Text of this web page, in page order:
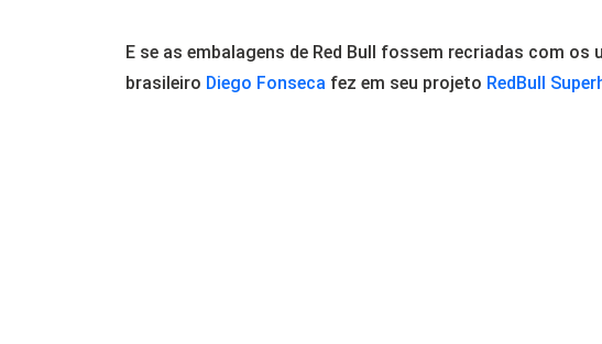
E se as embalagens de Red Bull fossem recriadas com
brasileiro Diego Fonseca fez em seu projeto RedBull